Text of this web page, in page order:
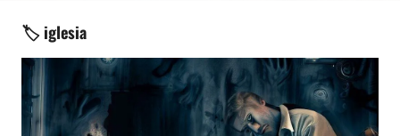
🏷️ iglesia